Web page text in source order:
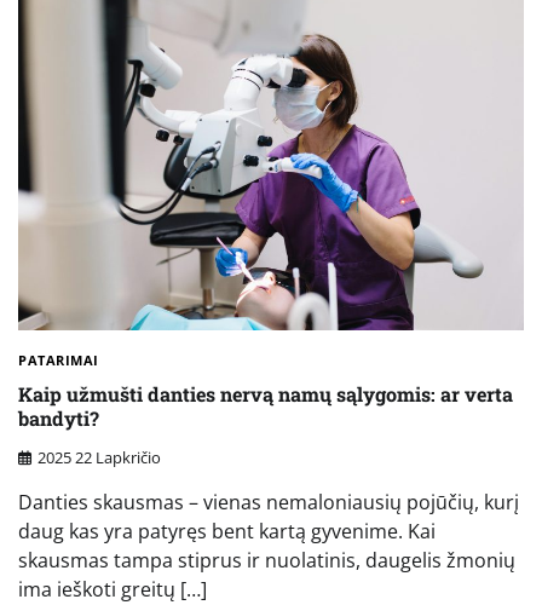
PATARIMAI
Kaip užmušti danties nervą namų sąlygomis: ar verta
bandyti?
2025 22 Lapkričio
Danties skausmas – vienas nemaloniausių pojūčių, kurį
daug kas yra patyręs bent kartą gyvenime. Kai
skausmas tampa stiprus ir nuolatinis, daugelis žmonių
ima ieškoti greitų […]